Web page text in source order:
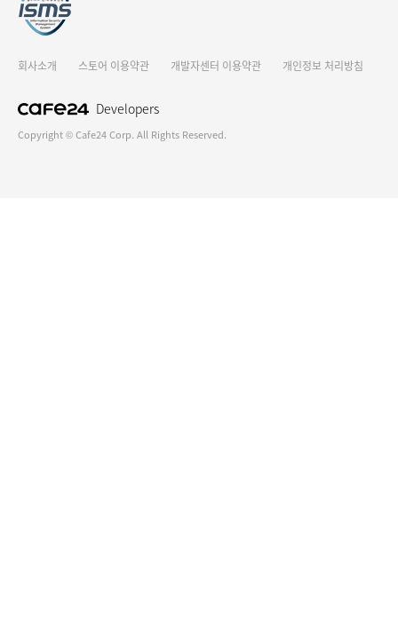
Developers
회사소개 스토어 이용약관 개발자센터 이용약관 개인정보 처리방침
Copyright © Cafe24 Corp. All Rights Reserved.